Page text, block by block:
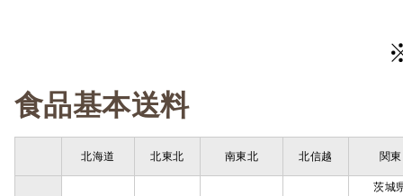
食品基本送料
北海道 北東北 南東北 北信越 関東
茨城